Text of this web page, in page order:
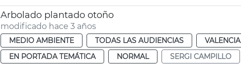
Arbolado plantado otoño
modificado hace 3 años
MEDIO AMBIENTE TODAS LAS AUDIENCIAS VALENCIA
EN PORTADA TEMÁTICA
NORMAL SERGI CAMPILLO